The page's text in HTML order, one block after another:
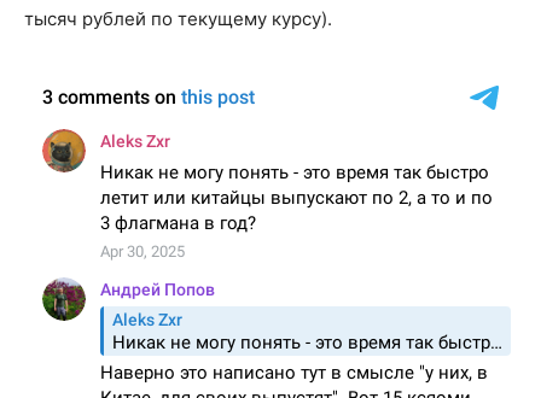
тысяч рублей по текущему курсу).